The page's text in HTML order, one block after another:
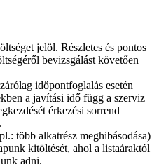
jelöl. Részletes és pontos
bevizsgálást követően
időpontfoglalás esetén
a javítási idő függ a szerviz
érkezési sorrend
több alkatrész meghibásodása)
kitöltését, ahol a listaáraktól
adni.